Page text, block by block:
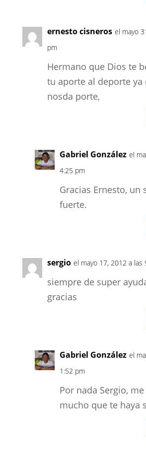
ernesto cisneros el mayo
pm
Hermano que Dios te
tu aporte al deporte ya
nosda porte,
Gabriel González el
4:25 pm
Gracias Ernesto, un
fuerte.
sergio el mayo 17, 2012 a las
siempre de super
gracias
Gabriel González el
1:52 pm
Por nada Sergio,
mucho que te haya